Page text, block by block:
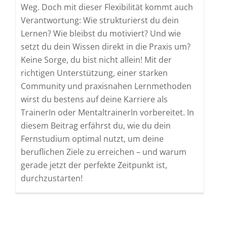
Weg. Doch mit dieser Flexibilität kommt auch
Verantwortung: Wie strukturierst du dein
Lernen? Wie bleibst du motiviert? Und wie
setzt du dein Wissen direkt in die Praxis um?
Keine Sorge, du bist nicht allein! Mit der
richtigen Unterstützung, einer starken
Community und praxisnahen Lernmethoden
wirst du bestens auf deine Karriere als
TrainerIn oder MentaltrainerIn vorbereitet. In
diesem Beitrag erfährst du, wie du dein
Fernstudium optimal nutzt, um deine
beruflichen Ziele zu erreichen – und warum
gerade jetzt der perfekte Zeitpunkt ist,
durchzustarten!